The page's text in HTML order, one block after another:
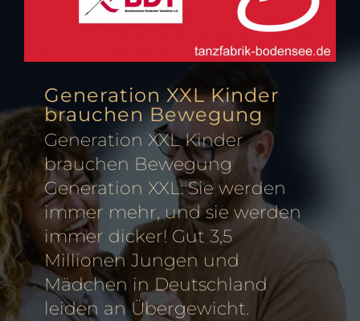
Generation XXL Kinder
brauchen Bewegung
Generation XXL Kinder
brauchen Bewegung
Generation XXL: Sie werden
immer mehr, und sie werden
immer dicker! Gut 3,5
Millionen Jungen und
Mädchen in Deutschland
leiden an Übergewicht.